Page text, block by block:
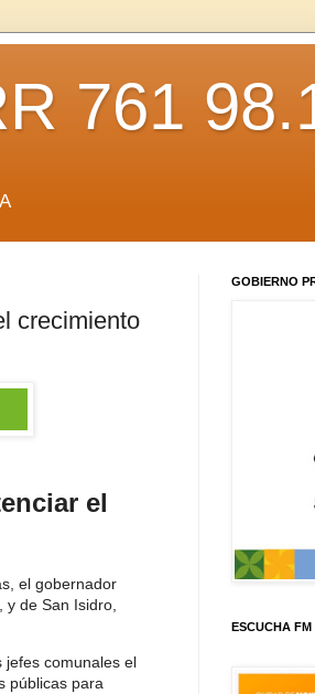
761
crecimiento
el
el gobernador
de San Isidro,
jefes comunales el
públicas para
GOBIERNO
ESCUCHA